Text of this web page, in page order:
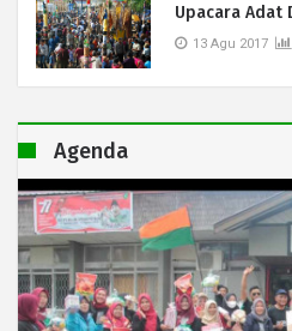
Upacara Adat
13 Agu 2017
Agenda